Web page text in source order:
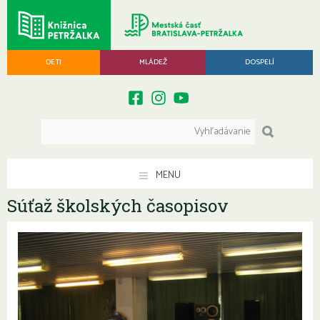
DETI MLÁDEŽ DOSPELÍ
MENU
Súťaž školských časopisov